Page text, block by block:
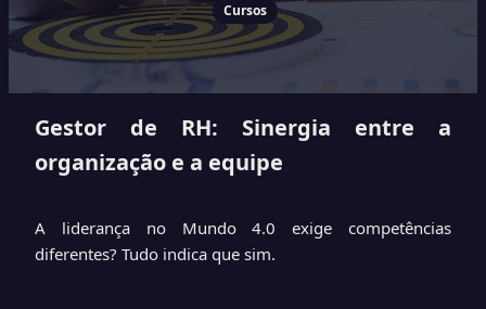
Cursos
Gestor de RH: Sinergia entre a
organização e a equipe
A liderança no Mundo 4.0 exige competências
diferentes? Tudo indica que sim.